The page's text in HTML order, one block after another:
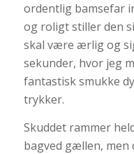
ordentlig bamsefar
og roligt stiller den
skal være ærlig og
sekunder, hvor jeg
fantastisk smukke
trykker.
Skuddet rammer
bagved gællen, men